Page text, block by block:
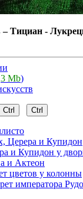
–Тициан -
Mb)
Ctrl Ctrl